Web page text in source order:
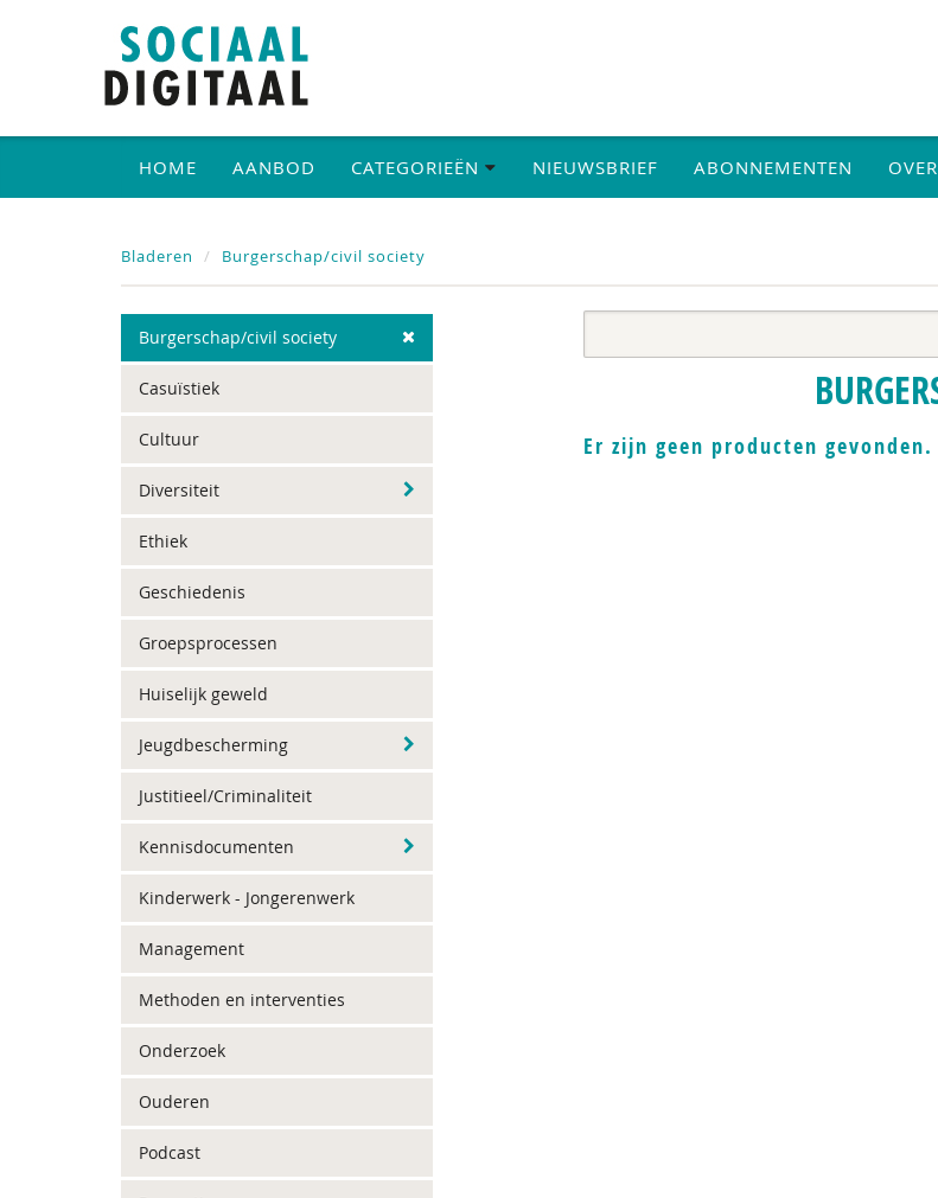
HOME AANBOD CATEGORIEËN NIEUWSBRIEF ABONNEMENTEN OVER
Bladeren Burgerschap/civil society
Burgerschap/civil society
Casuïstiek
Cultuur
Diversiteit
Ethiek
Geschiedenis
Groepsprocessen
Huiselijk geweld
Jeugdbescherming
Justitieel/Criminaliteit
Kennisdocumenten
Kinderwerk - Jongerenwerk
Management
Methoden en interventies
Onderzoek
Ouderen
Podcast
Er zijn geen producten gevonden.